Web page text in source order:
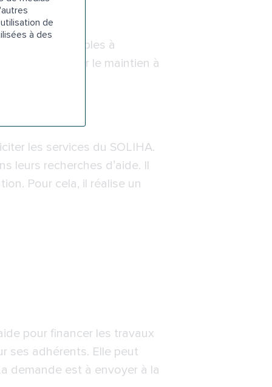
de
à des
sont disponibles à
de favoriser le maintien à
les services du SOLIHA.
leurs recherches d’aide. Il
Pour cela, il réalise un
pour financer les travaux
ses adhérents. Elle peut
demande est à envoyer à la